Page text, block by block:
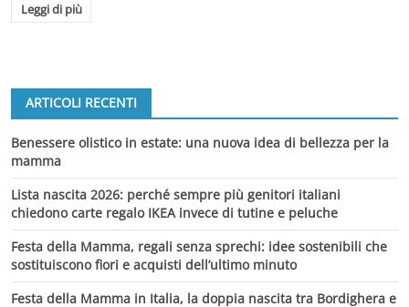
Leggi di più
ARTICOLI RECENTI
Benessere olistico in estate: una nuova idea di bellezza per la
mamma
Lista nascita 2026: perché sempre più genitori italiani
chiedono carte regalo IKEA invece di tutine e peluche
Festa della Mamma, regali senza sprechi: idee sostenibili che
sostituiscono fiori e acquisti dell’ultimo minuto
Festa della Mamma in Italia, la doppia nascita tra Bordighera e